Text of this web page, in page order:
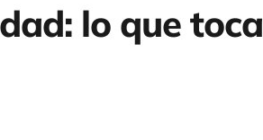
lo que toca